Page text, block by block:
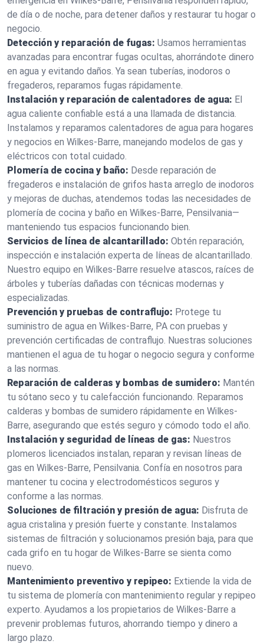
de día o de noche, para detener daños y restaurar tu hogar o
negocio.
Detección y reparación de fugas: Usamos herramientas
avanzadas para encontrar fugas ocultas, ahorrándote dinero
en agua y evitando daños. Ya sean tuberías, inodoros o
fregaderos, reparamos fugas rápidamente.
Instalación y reparación de calentadores de agua: El
agua caliente confiable está a una llamada de distancia.
Instalamos y reparamos calentadores de agua para hogares
y negocios en Wilkes-Barre, manejando modelos de gas y
eléctricos con total cuidado.
Plomería de cocina y baño: Desde reparación de
fregaderos e instalación de grifos hasta arreglo de inodoros
y mejoras de duchas, atendemos todas las necesidades de
plomería de cocina y baño en Wilkes-Barre, Pensilvania—
manteniendo tus espacios funcionando bien.
Servicios de línea de alcantarillado: Obtén reparación,
inspección e instalación experta de líneas de alcantarillado.
Nuestro equipo en Wilkes-Barre resuelve atascos, raíces de
árboles y tuberías dañadas con técnicas modernas y
especializadas.
Prevención y pruebas de contraflujo: Protege tu
suministro de agua en Wilkes-Barre, PA con pruebas y
prevención certificadas de contraflujo. Nuestras soluciones
mantienen el agua de tu hogar o negocio segura y conforme
a las normas.
Reparación de calderas y bombas de sumidero: Mantén
tu sótano seco y tu calefacción funcionando. Reparamos
calderas y bombas de sumidero rápidamente en Wilkes-
Barre, asegurando que estés seguro y cómodo todo el año.
Instalación y seguridad de líneas de gas: Nuestros
plomeros licenciados instalan, reparan y revisan líneas de
gas en Wilkes-Barre, Pensilvania. Confía en nosotros para
mantener tu cocina y electrodomésticos seguros y
conforme a las normas.
Soluciones de filtración y presión de agua: Disfruta de
agua cristalina y presión fuerte y constante. Instalamos
sistemas de filtración y solucionamos presión baja, para que
cada grifo en tu hogar de Wilkes-Barre se sienta como
nuevo.
Mantenimiento preventivo y repipeo: Extiende la vida de
tu sistema de plomería con mantenimiento regular y repipeo
experto. Ayudamos a los propietarios de Wilkes-Barre a
prevenir problemas futuros, ahorrando tiempo y dinero a
largo plazo.